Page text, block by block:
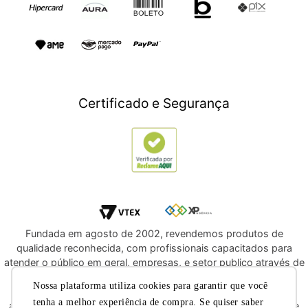
Nossa plataforma utiliza cookies para garantir que você
tenha a melhor experiência de compra. Se quiser saber
TV e Áudio
Games
Utilidades Domésticas
Presente para Pais
Compre e DoeCertificado e Segurança
Fundada em agosto de 2002, revendemos produtos de
qualidade reconhecida, com profissionais capacitados para
atender o público em geral, empresas, e setor publico através de
oportunidade de adquirir produtos de qualidade e com
atendimento reconhecido dentre os melhores do segmento de